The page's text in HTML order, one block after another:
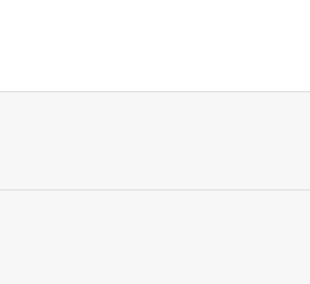
04/17/2025